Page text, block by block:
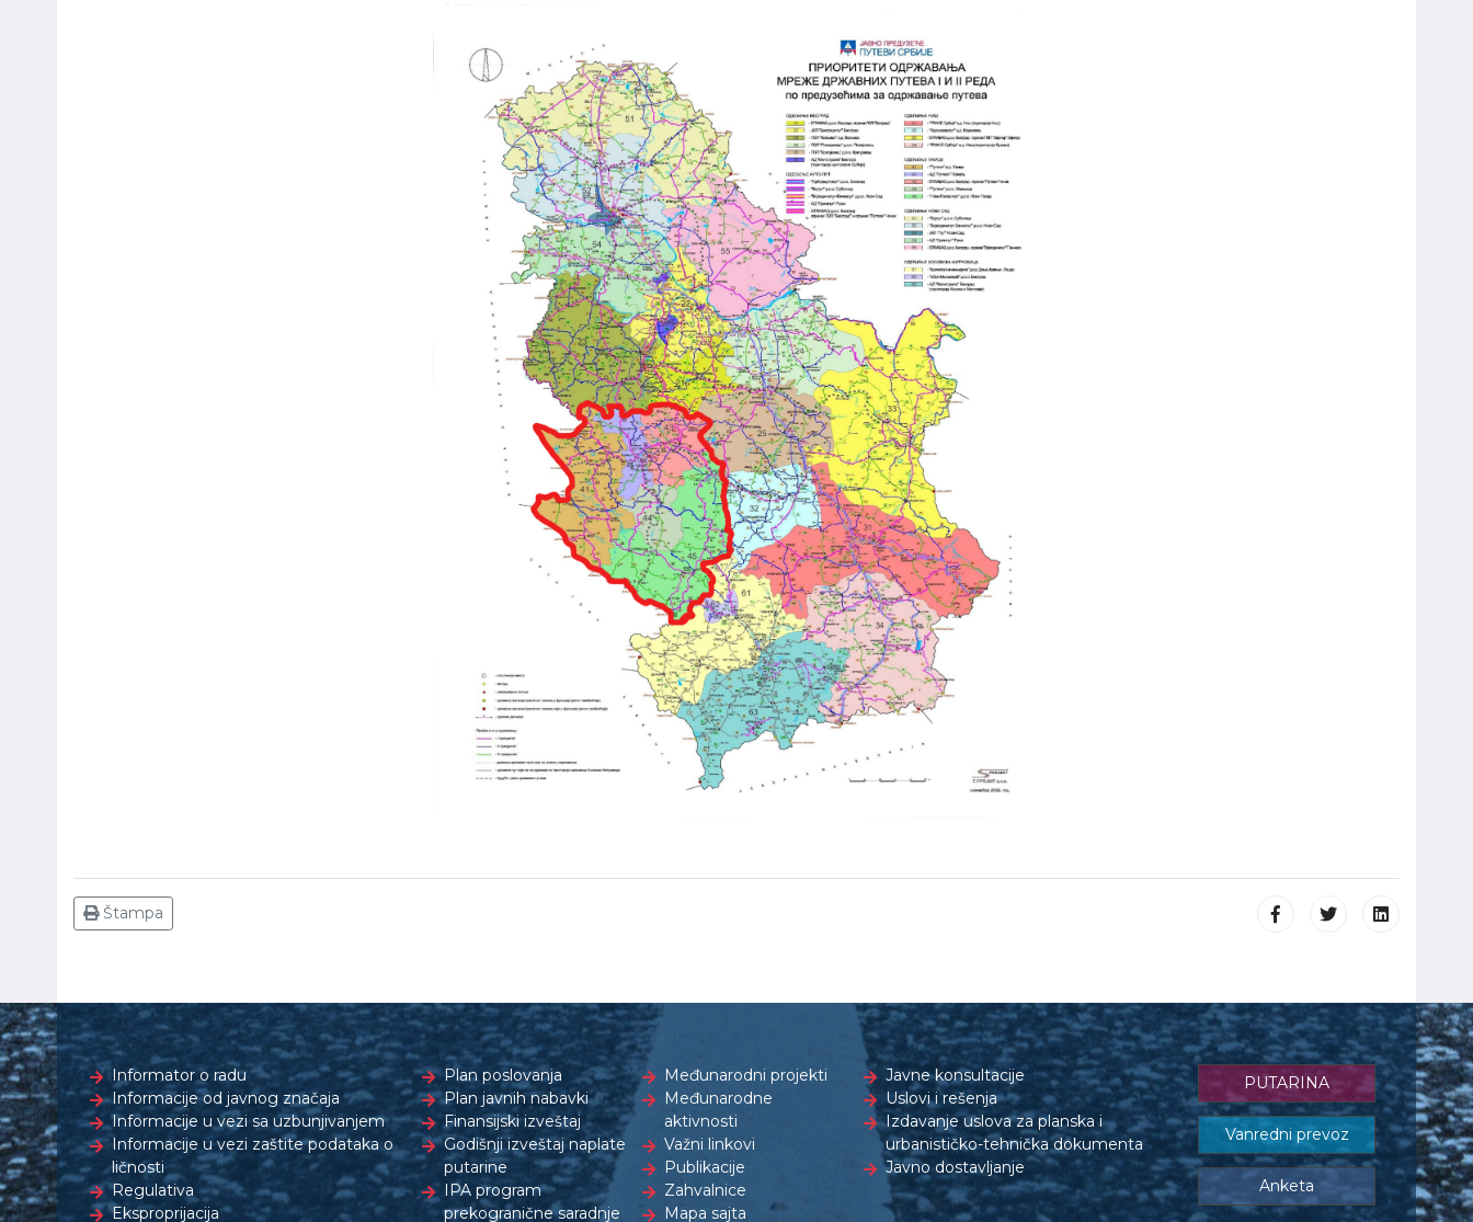
Štampa
Informator o radu
Informacije od javnog značaja
Informacije u vezi sa uzbunjivanjem
Informacije u vezi zaštite podataka o
ličnosti
Regulativa
Eksproprijacija
Plan poslovanja
Plan javnih nabavki
Finansijski izveštaj
Godišnji izveštaj naplate
putarine
IPA program
prekogranične saradnje
Međunarodni projekti
Međunarodne
aktivnosti
Važni linkovi
Publikacije
Zahvalnice
Mapa sajta
Javne konsultacije
Uslovi i rešenja
Izdavanje uslova za planska i
urbanističko-tehnička dokumenta
Javno dostavljanje
PUTARINA
Vanredni prevoz
Anketa